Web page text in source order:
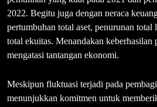
2022. Begitu juga dengan neraca
pertumbuhan total aset, penurunan total
total ekuitas. Menandakan keberhasilan
mengatasi tantangan ekonomi.
Meskipun fluktuasi terjadi pada
menunjukkan komitmen untuk